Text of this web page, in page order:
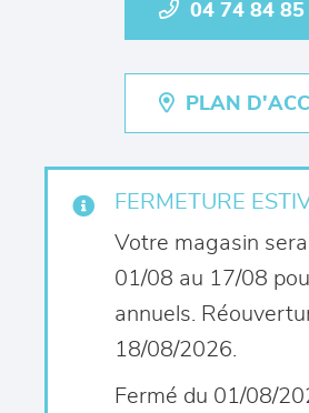
04 74 84 85
PLAN
FERMETURE
Votre magasin
01/08 au 17/08
annuels.
18/08/2026.
Fermé du 01/08/